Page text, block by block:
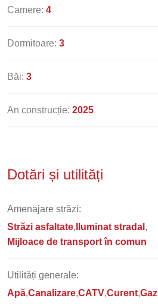
Camere: 4
Dormitoare: 3
Băi: 3
An construcție: 2025
Dotări și utilități
Amenajare străzi:
Străzi asfaltate
Iluminat stradal
Mijloace de transport în comun
Utilități generale:
Apă Canalizare CATV Curent Gaz